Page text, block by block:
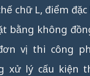
chữ L, điểm
bằng không
vị thi công
xử lý cấu kiện